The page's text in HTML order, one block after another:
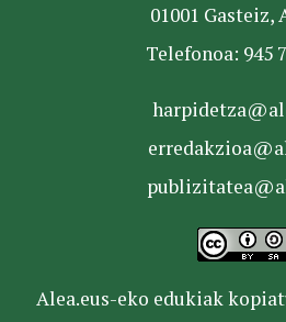
01001 Gasteiz,
Telefonoa: 945
Alea.eus-eko edukiak